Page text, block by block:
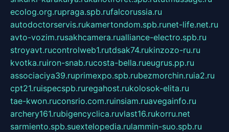
ecolog.org.rupraga.spb.rufalcorussia.ru
autodoctorservis.rukamertondom.spb.runet-life.net.ru
avto-vozim.rusakhcamera.rualliance-electro.spb.ru
stroyavt.rucontrolweb1.rutdsak74.rukinzozo-ru.ru
kvotka.ruiron-snab.rucosta-bella.rueugrus.pp.ru
associaciya39.ruprimexpo.spb.rubezmorchin.ruia2.ru
cpt21.ruispecspb.ruregahost.rukolosok-elita.ru
tae-kwon.ruconsrio.com.ruinsiam.ruavegainfo.ru
archery161.rubigencyclica.ruvlast16.rukorru.net
sarmiento.spb.suextelopedia.rulammin-suo.spb.ru